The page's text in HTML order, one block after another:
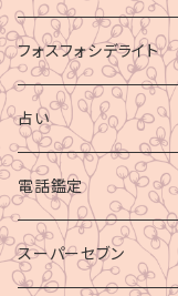
フォスフォシデライト
占い
電話鑑定
スーパーセブン